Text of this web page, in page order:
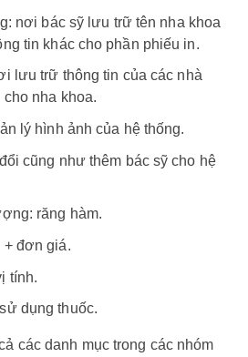
nơi bác sỹ lưu trữ tên nha khoa
tin khác cho phần phiếu in.
lưu trữ thông tin của các nhà
nha khoa.
lý hình ảnh của hệ thống.
cũng như thêm bác sỹ cho hệ
răng hàm.
+ đơn giá.
tính.
dụng thuốc.
các danh mục trong các nhóm